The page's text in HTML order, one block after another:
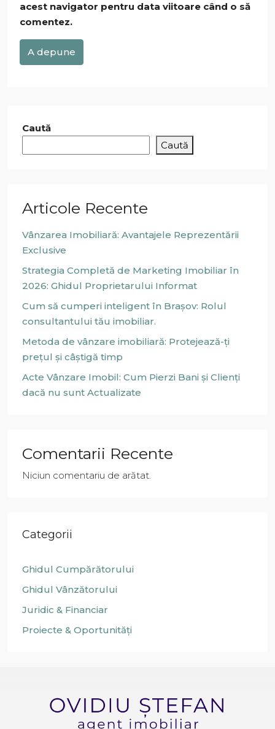
acest navigator pentru data viitoare când o să
comentez.
A depune
Caută
Caută
Articole Recente
Vânzarea Imobiliară: Avantajele Reprezentării
Exclusive
Strategia Completă de Marketing Imobiliar în
2026: Ghidul Proprietarului Informat
Cum să cumperi inteligent în Brașov: Rolul
consultantului tău imobiliar.
Metoda de vânzare imobiliară: Protejează-ți
prețul și câștigă timp
Acte Vânzare Imobil: Cum Pierzi Bani și Clienți
dacă nu sunt Actualizate
Comentarii Recente
Niciun comentariu de arătat.
Categorii
Ghidul Cumpărătorului
Ghidul Vânzătorului
Juridic & Financiar
Proiecte & Oportunități